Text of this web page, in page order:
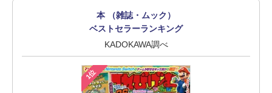
本 （雑誌・ムック）
ベストセラーランキング
KADOKAWA調べ
1位